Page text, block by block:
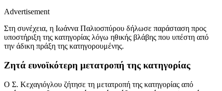
Advertisement
Στη συνέχεια, η Ιωάννα Παλιοσπύρου δήλωσε παράσταση προς
υποστήριξη της κατηγορίας λόγω ηθικής βλάβης που υπέστη από
την άδικη πράξη της κατηγορουμένης.
Ζητά ευνοϊκότερη μετατροπή της κατηγορίας
Ο Σ. Κεχαγιόγλου ζήτησε τη μετατροπή της κατηγορίας από